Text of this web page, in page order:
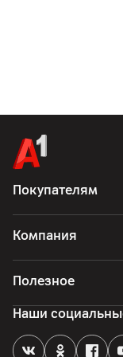
Покупателям
Компания
Полезное
Наши